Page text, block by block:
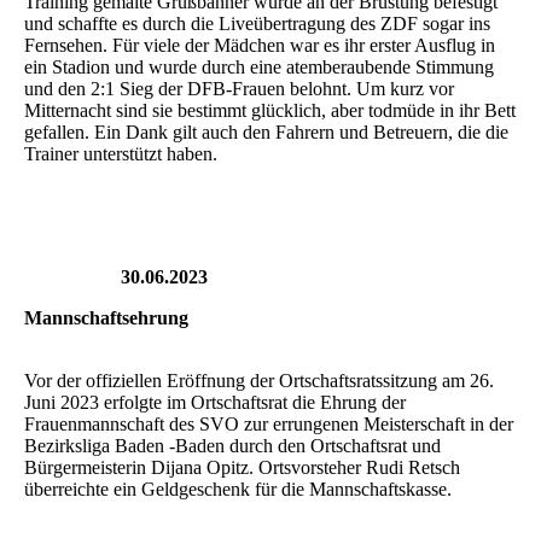
und schaffte es durch die Liveübertragung des ZDF sogar ins
Fernsehen. Für viele der Mädchen war es ihr erster Ausflug in
ein Stadion und wurde durch eine atemberaubende Stimmung
und den 2:1 Sieg der DFB-Frauen belohnt. Um kurz vor
Mitternacht sind sie bestimmt glücklich, aber todmüde in ihr Bett
gefallen. Ein Dank gilt auch den Fahrern und Betreuern, die die
Trainer unterstützt haben.
30.06.2023
Mannschaftsehrung
Vor der offiziellen Eröffnung der Ortschaftsratssitzung am 26.
Juni 2023 erfolgte im Ortschaftsrat die Ehrung der
Frauenmannschaft des SVO zur errungenen Meisterschaft in der
Bezirksliga Baden -Baden durch den Ortschaftsrat und
Bürgermeisterin Dijana Opitz. Ortsvorsteher Rudi Retsch
überreichte ein Geldgeschenk für die Mannschaftskasse.